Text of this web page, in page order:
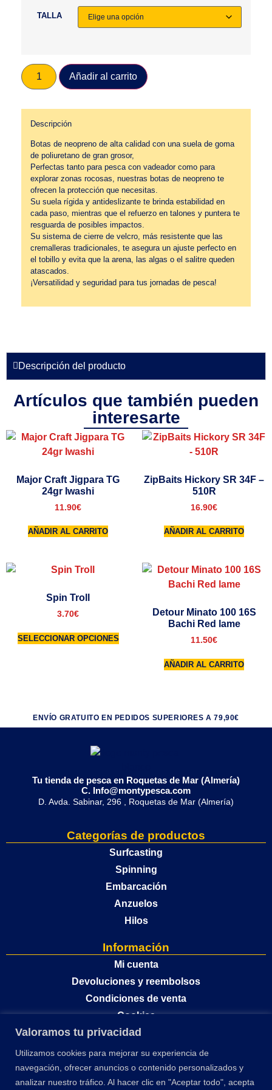
Valoramos tu privacidad
Utilizamos cookies para mejorar su experiencia de
navegación, ofrecer anuncios o contenido personalizados y
analizar nuestro tráfico. Al hacer clic en "Aceptar todo", acepta
TALLA
Añadir al carrito
Descripción
Botas de neopreno de alta calidad con una suela de goma
de poliuretano de gran grosor,
Perfectas tanto para pesca con vadeador como para
explorar zonas rocosas, nuestras botas de neopreno te
ofrecen la protección que necesitas.
Su suela rígida y antideslizante te brinda estabilidad en
cada paso, mientras que el refuerzo en talones y puntera te
resguarda de posibles impactos.
Su sistema de cierre de velcro, más resistente que las
cremalleras tradicionales, te asegura un ajuste perfecto en
el tobillo y evita que la arena, las algas o el salitre queden
atascados.
¡Versatilidad y seguridad para tus jornadas de pesca!
Descripción del producto
Artículos que también pueden
interesarte
Major Craft Jigpara TG
24gr Iwashi
11.90€
AÑADIR AL CARRITO
ZipBaits Hickory SR 34F –
510R
16.90€
AÑADIR AL CARRITO
Spin Troll
3.70€
SELECCIONAR OPCIONES
Detour Minato 100 16S
Bachi Red lame
11.50€
AÑADIR AL CARRITO
ENVÍO GRATUITO EN PEDIDOS SUPERIORES A 79,90€
Tu tienda de pesca en Roquetas de Mar (Almería)
C. Info@montypesca.com
D. Avda. Sabinar, 296 , Roquetas de Mar (Almería)
Categorías de productos
Surfcasting
Spinning
Embarcación
Anzuelos
Hilos
Información
Mi cuenta
Devoluciones y reembolsos
Condiciones de venta
Cookies
Política de privacidad